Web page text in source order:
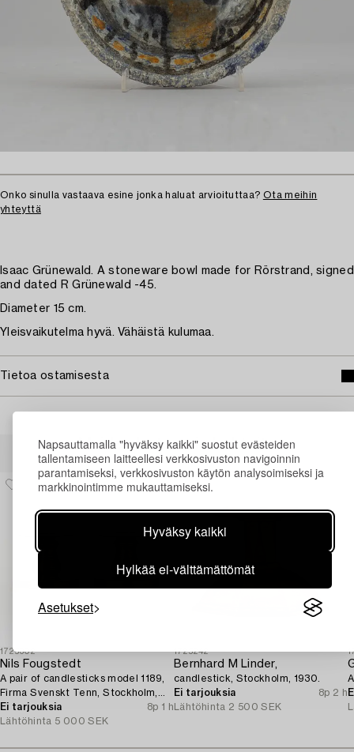
Napsauttamalla "hyväksy kaikki" suostut evästeiden
tallentamiseen laitteellesi verkkosivuston navigoinnin
parantamiseksi, verkkosivuston käytön analysoimiseksi ja
markkinointimme mukauttamiseksi.
Hyväksy kaikki
Hylkää ei-välttämättömät
Asetukset
Onko sinulla vastaava esine jonka haluat arvioituttaa? Ota meihin
yhteyttä
Isaac Grünewald. A stoneware bowl made for Rörstrand, signed
and dated R Grünewald -45.
Diameter 15 cm.
Yleisvaikutelma hyvä. Vähäistä kulumaa.
Tietoa ostamisesta
Muiden katsomia kohteita
1725302
Nils Fougstedt
A pair of candlesticks model 1189,
Firma Svenskt Tenn, Stockholm,
1929.
Ei tarjouksia
8p 1 h
Lähtöhinta 5 000 SEK
1725242
Bernhard M Linder,
candlestick, Stockholm, 1930.
Ei tarjouksia
8p 2 h
Lähtöhinta 2 500 SEK